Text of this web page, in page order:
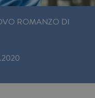
ROMANZO DI